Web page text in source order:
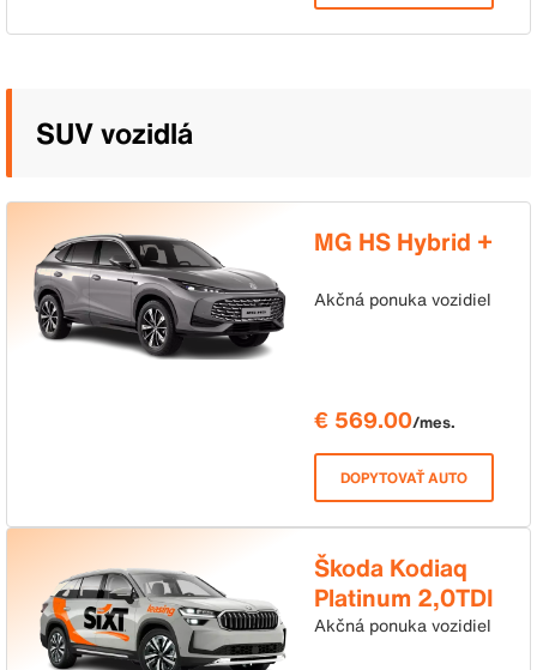
SUV vozidlá
MG HS Hybrid +
Akčná ponuka vozidiel
€ 569.00/mes.
DOPYTOVAŤ AUTO
Škoda Kodiaq
Platinum 2,0TDI
142kW 4x4 DSG
Akčná ponuka vozidiel